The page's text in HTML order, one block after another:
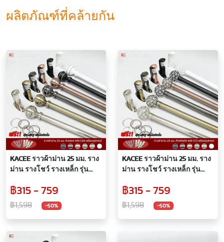
ผลิตภัณฑ์ที่คล้ายกัน
KACEE ราวผ้าม่าน 25 มม. ราง
ม่าน รางโชว์ รางเหล็ก รุ่น
CDA)
฿315 - 759
฿1,598 -50%
KACEE ราวผ้าม่าน 25 มม. ราง
ม่าน รางโชว์ รางเหล็ก รุ่น
CCS)
฿315 - 759
฿1,598 -50%